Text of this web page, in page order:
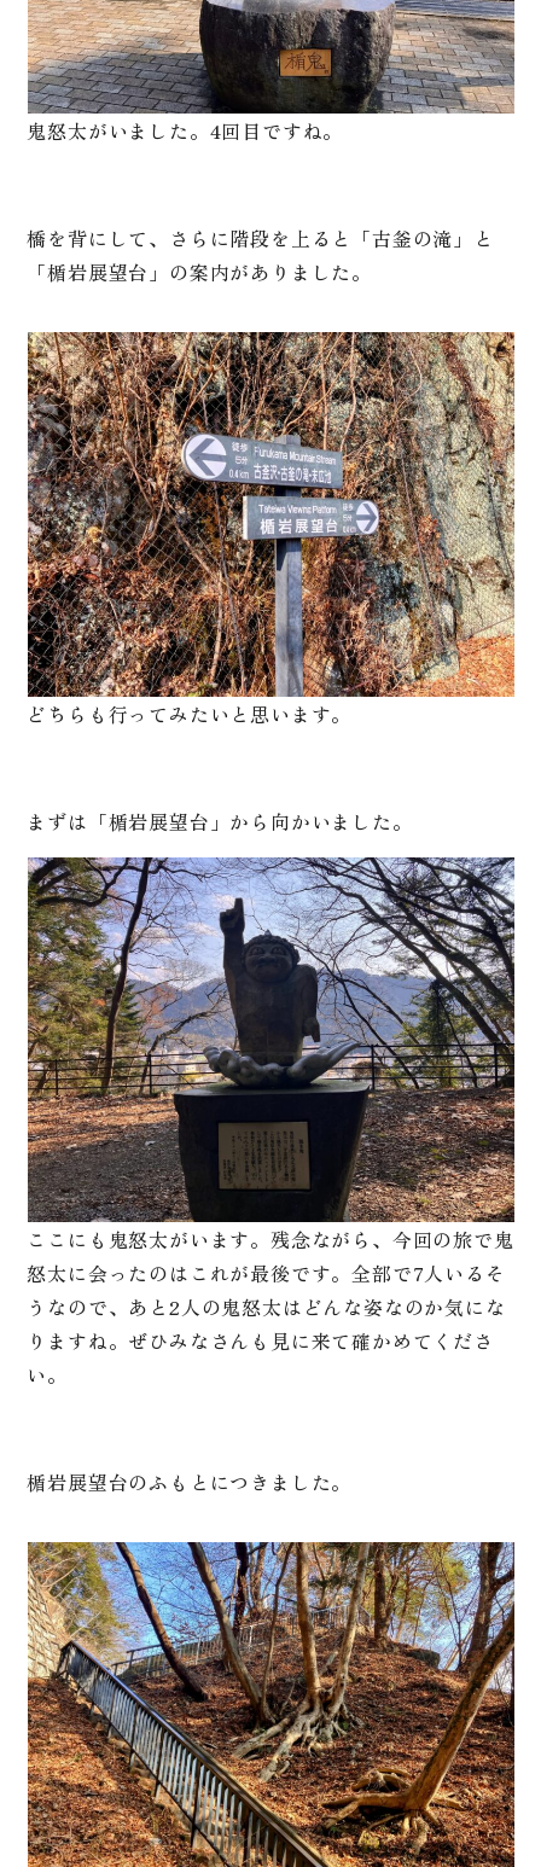
鬼怒太がいました。4回目ですね。
橋を背にして、さらに階段を上ると「古釜の滝」と
「楯岩展望台」の案内がありました。
どちらも行ってみたいと思います。
まずは「楯岩展望台」から向かいました。
ここにも鬼怒太がいます。残念ながら、今回の旅で鬼
怒太に会ったのはこれが最後です。全部で7人いるそ
うなので、あと2人の鬼怒太はどんな姿なのか気にな
りますね。ぜひみなさんも見に来て確かめてくださ
い。
楯岩展望台のふもとにつきました。